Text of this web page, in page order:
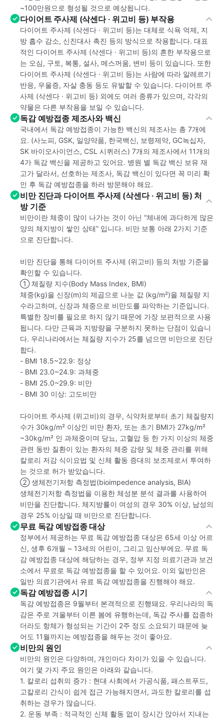
~100만원으로 형성될 것으로 예상됩니다.
다이어트 주사제 (삭센다 · 위고비 등) 부작용
다이어트 주사제 (삭센다 · 위고비 등)는 대체로 식욕 억제, 지
방 흡수 감소, 신진대사 촉진 등의 방식으로 작용합니다. 대표
적인 다이어트 주사제 (삭센다 · 위고비 등)의 흔한 부작용으로
는 오심, 구토, 복통, 설사, 메스꺼움, 변비 등이 있습니다. 또한
다이어트 주사제 (삭센다 · 위고비 등)는 사람에 따라 알레르기
반응, 우울증, 자살 충동 등도 유발할 수 있습니다. 다이어트 주
사제 (삭센다 · 위고비 등) 외에도 여러 종류가 있으며, 각각의
약물은 다른 부작용을 보일 수 있습니다.
독감 예방접종 제조사와 백신
국내에서 독감 예방접종이 가능한 백신의 제조사는 총 7개에
요. (사노피, GSK, 일양약품, 한국백신, 보령제약, GC녹십자,
SK 바이오사이언스, CSL 시퀴러스) 7개의 제조사에서 11개의
4가 독감 백신을 제공하고 있어요. 병원 별 독감 백신 보유 재
고가 달라서, 선호하는 제조사, 독감 백신이 있다면 꼭 미리 확
인 후 독감 예방접종을 하러 방문해야 해요.
비만 진단과 다이어트 주사제 (삭센다 · 위고비 등) 처
방 기준
비만이란 체중이 많이 나가는 것이 아닌 “체내에 과다하게 많은
양의 체지방이 쌓인 상태” 입니다. 비만 보통 아래 2가지 기준
으로 진단합니다.
비만 진단을 통해 다이어트 주사제 (위고비) 등의 처방 기준을
확인할 수 있습니다.
① 체질량 지수(Body Mass Index, BMI)
체중(kg)을 신장(m)의 제곱으로 나눈 값 (kg/m²)을 체질량 지
수라고하며, 신장과 체중으로 비만도를 파악하는 기준입니다.
특별한 장비를 필요로 하지 않기 때문에 가장 보편적으로 사용
됩니다. 다만 근육과 지방량을 구분하지 못하는 단점이 있습니
다. 우리나라에서는 체질량 지수가 25를 넘으면 비만으로 진단
합다.
- BMI 18.5~22.9: 정상
- BMI 23.0~24.9: 과체중
- BMI 25.0~29.9: 비만
- BMI 30 이상: 고도비만
다이어트 주사제 (위고비)의 경우, 식약처로부터 초기 체질량지
수가 30kg/m² 이상인 비만 환자, 또는 초기 BMI가 27kg/m²
~30kg/m² 인 과체중이며 당뇨, 고혈압 등 한 가지 이상의 체중
관련 동반 질환이 있는 환자의 체중 감량 및 체중 관리를 위해
칼로리 저감 식이요법 및 신체 활동 증대의 보조제로서 투여하
는 것으로 허가 받았습니다.
② 생체전기저항 측정법(bioimpedence analysis, BIA)
생체전기저항 측정법을 이용한 체성분 분석 결과를 사용하여
비만을 진단합니다. 체지방률이 여성의 경우 30% 이상, 남성의
경우 25% 이상일 때 비만으로 진단합니다.
무료 독감 예방접종 대상
정부에서 제공하는 무료 독감 예방접종 대상은 65세 이상 어르
신, 생후 6개월 ~ 13세의 어린이, 그리고 임산부에요. 무료 독
감 예방접종 대상에 해당하는 경우, 정부 지정 의료기관과 보건
소에서 무료로 독감 예방접종을 할 수 있어요. 이외 일반인은
일반 의료기관에서 유료 독감 예방접종을 진행해야 해요.
독감 예방접종 시기
독감 예방접종은 9월부터 본격적으로 진행돼요. 우리나라의 독
감은 주로 겨울부터 이른 봄에 유행하는데, 독감 주사를 접종하
더라도 항체가 형성되는 기간이 2주 정도 소요되기 때문에 늦
어도 11월까지는 예방접종을 해두는 것이 좋아요.
비만의 원인
비만의 원인은 다양하며, 개인마다 차이가 있을 수 있습니다.
여기 몇 가지 주요 원인은 아래와 같습니다.
1. 칼로리 섭취의 증가 : 현대 사회에서 가공식품, 패스트푸드,
고칼로리 간식이 쉽게 접근 가능해지면서, 과도한 칼로리를 섭
취하는 경우가 많습니다.
2. 운동 부족 : 적극적인 신체 활동 없이 장시간 앉아서 지내는